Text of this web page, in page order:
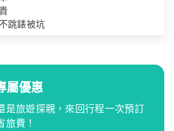
跳錶被坑
屬優惠
是旅遊探親，來回行程一次預訂
費！